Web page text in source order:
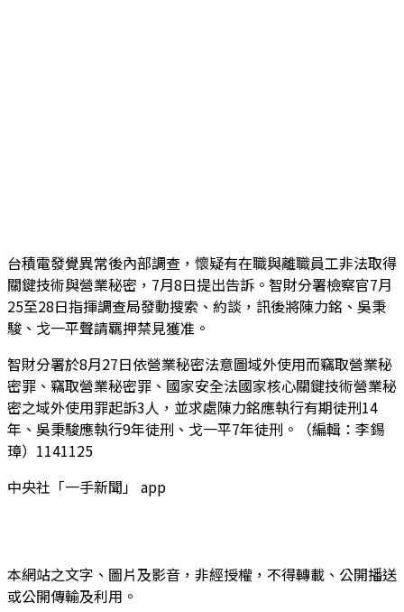
台積電發覺異常後內部調查，懷疑有在職與離職員工非法取得
關鍵技術與營業秘密，7月8日提出告訴。智財分署檢察官7月
25至28日指揮調查局發動搜索、約談，訊後將陳力銘、吳秉
駿、戈一平聲請羈押禁見獲准。
智財分署於8月27日依營業秘密法意圖域外使用而竊取營業秘
密罪、竊取營業秘密罪、國家安全法國家核心關鍵技術營業秘
密之域外使用罪起訴3人，並求處陳力銘應執行有期徒刑14
年、吳秉駿應執行9年徒刑、戈一平7年徒刑。（編輯：李錫
璋）1141125
中央社「一手新聞」 app
本網站之文字、圖片及影音，非經授權，不得轉載、公開播送
或公開傳輸及利用。